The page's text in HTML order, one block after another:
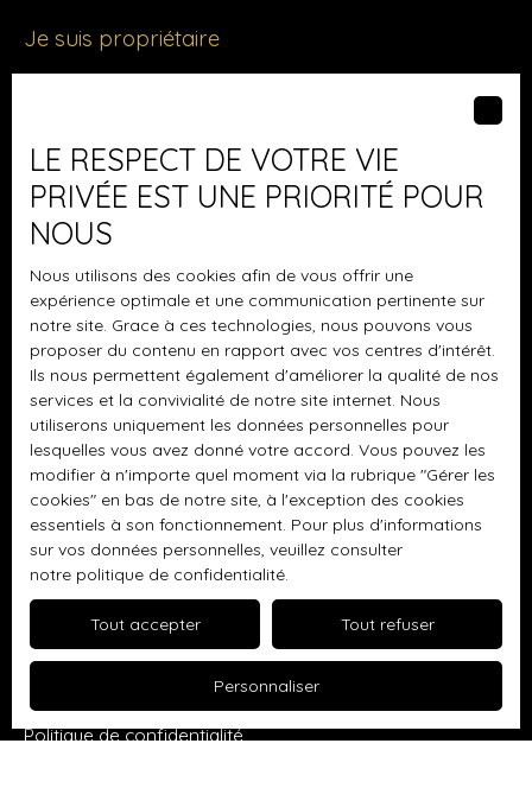
Je suis propriétaire
Les derniers biens
Maison plain-pied à vendre, 4 pièces - Boussy-Saint-
Antoine
Terrain constructible à vendre, 406 m² - Thomery
Appartement à vendre, 3 pièces - Savigny-le-Temple
Appartement à vendre, 4 pièces - Varreddes
Maison à vendre, 6 pièces - Varreddes
Appartement à vendre, 3 pièces - Varreddes
Informations
Nos honoraires
Politique de confidentialité
LE RESPECT DE VOTRE VIE
PRIVÉE EST UNE PRIORITÉ POUR
NOUS
Nous utilisons des cookies afin de vous offrir une
expérience optimale et une communication pertinente sur
notre site. Grace à ces technologies, nous pouvons vous
proposer du contenu en rapport avec vos centres d'intérêt.
Ils nous permettent également d'améliorer la qualité de nos
services et la convivialité de notre site internet. Nous
utiliserons uniquement les données personnelles pour
lesquelles vous avez donné votre accord. Vous pouvez les
modifier à n'importe quel moment via la rubrique ″Gérer les
cookies″ en bas de notre site, à l'exception des cookies
essentiels à son fonctionnement. Pour plus d'informations
sur vos données personnelles, veuillez consulter
notre politique de confidentialité.
Tout accepter Tout refuser
Personnaliser